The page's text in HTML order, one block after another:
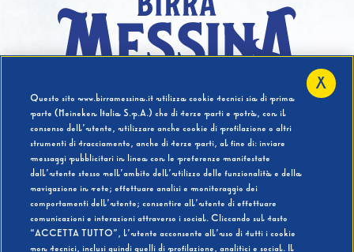
Hai compiuto 18 Anni?
SI NO
Questo sito www.birramessina.it utilizza cookie tecnici sia di prima
parte (Heineken Italia S.p.A.) che di terze parti e potrà, con il
consenso dell’utente, utilizzare anche cookie di profilazione o altri
strumenti di tracciamento, anche di terze parti, al fine di: inviare
messaggi pubblicitari in linea con le preferenze manifestate
dall’utente stesso nell’ambito dell’utilizzo delle funzionalità e della
navigazione in rete; effettuare analisi e monitoraggio dei
comportamenti dell’utente; consentire all’utente di effettuare
comunicazioni e interazioni attraverso i social. Cliccando sul tasto
“ACCETTA TUTTO”, l’utente acconsente all’uso di tutti i cookie
non tecnici, inclusi quindi quelli di profilazione, analitici e social. Il
X